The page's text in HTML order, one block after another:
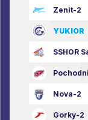
Zenit-2
YUKIOR
SSHOR
Nova-2
Gorky-2